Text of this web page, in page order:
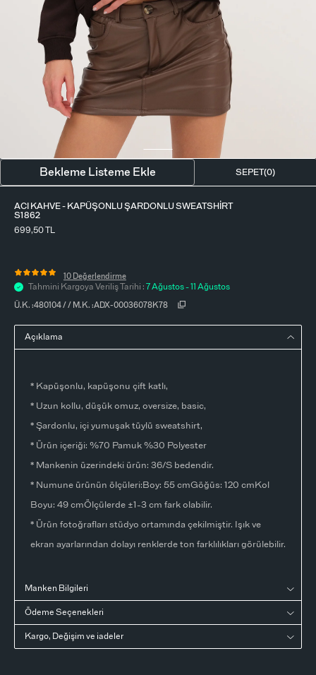
Açıklama
* Kapüşonlu, kapüşonu çift katlı,
* Uzun kollu, düşük omuz, oversize, basic,
* Şardonlu, içi yumuşak tüylü sweatshirt,
* Ürün içeriği: %70 Pamuk %30 Polyester
* Mankenin üzerindeki ürün: 36/S bedendir.
* Numune ürünün ölçüleri:Boy: 55 cmGöğüs: 120 cmKol
Boyu: 49 cmÖlçülerde ±1-3 cm fark olabilir.
* Ürün fotoğrafları stüdyo ortamında çekilmiştir. Işık ve
ekran ayarlarından dolayı renklerde ton farklılıkları görülebilir.
Manken Bilgileri
Ödeme Seçenekleri
Kargo, Değişim ve iadeler
Ü.K. :480104/ / M.K. :ADX-00036078K78
ACI KAHVE - KAPÜŞONLU ŞARDONLU SWEATSHIRT
S1862
699,50TL
10 Değerlendirme
Tahmini Kargoya Veriliş Tarihi : 7 Ağustos - 11 Ağustos
SEPET(0)
Bekleme Listeme Ekle
T-SHIRT
GÖMLEK
BÜSTIYER
FULAR-SAÇ BANDI
PARFÜM
VÜCUT AKSESUARI